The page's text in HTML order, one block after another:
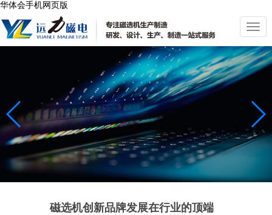
华体会手机网页版
切
换
导
航
磁选机创新品牌发展在行业的顶端